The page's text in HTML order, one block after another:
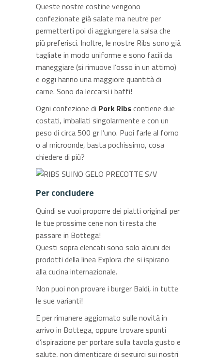
Queste nostre costine vengono
confezionate già salate ma neutre per
permetterti poi di aggiungere la salsa che
più preferisci. Inoltre, le nostre Ribs sono già
tagliate in modo uniforme e sono facili da
maneggiare (si rimuove l’osso in un attimo)
e oggi hanno una maggiore quantità di
carne. Sono da leccarsi i baffi!
Ogni confezione di Pork Ribscontiene due
costati, imballati singolarmente e con un
peso di circa 500 gr l’uno. Puoi farle al forno
o al microonde, basta pochissimo, cosa
chiedere di più?
Per concludere
Quindi se vuoi proporre dei piatti originali per
le tue prossime cene non ti resta che
passare in Bottega!
Questi sopra elencati sono solo alcuni dei
prodotti della linea Explora che si ispirano
alla cucina internazionale.
Non puoi non provare i burger Baldi, in tutte
le sue varianti!
E per rimanere aggiornato sulle novità in
arrivo in Bottega, oppure trovare spunti
d’ispirazione per portare sulla tavola gusto e
salute, non dimenticare di seguirci sui nostri